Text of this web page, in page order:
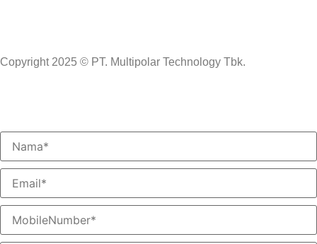
Copyright 2025 © PT. Multipolar Technology Tbk.